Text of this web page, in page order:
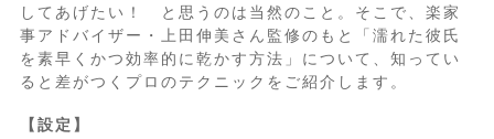
してあげたい！ と思うのは当然のこと。そこで、楽家
事アドバイザー・上田伸美さん監修のもと「濡れた彼氏
を素早くかつ効率的に乾かす方法」について、知ってい
ると差がつくプロのテクニックをご紹介します。
【設定】